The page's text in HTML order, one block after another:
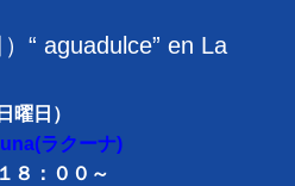
“ aguadulce” en La
曜日）
ラクーナ)
８：００～